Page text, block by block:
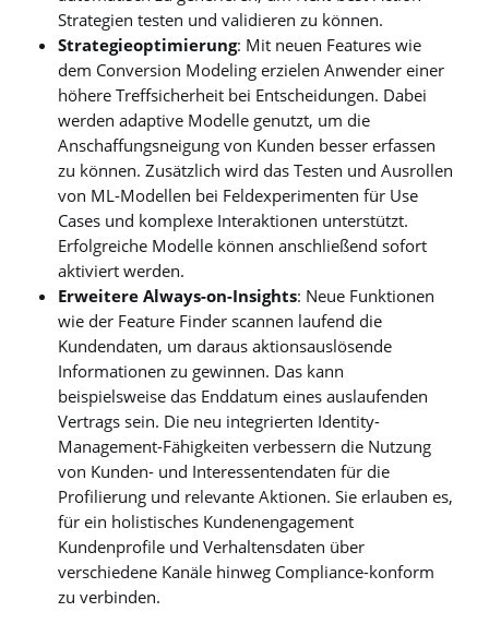
Strategien testen und validieren zu können.
Strategieoptimierung: Mit neuen Features wie
dem Conversion Modeling erzielen Anwender einer
höhere Treffsicherheit bei Entscheidungen. Dabei
werden adaptive Modelle genutzt, um die
Anschaffungsneigung von Kunden besser erfassen
zu können. Zusätzlich wird das Testen und Ausrollen
von ML-Modellen bei Feldexperimenten für Use
Cases und komplexe Interaktionen unterstützt.
Erfolgreiche Modelle können anschließend sofort
aktiviert werden.
Erweitere Always-on-Insights: Neue Funktionen
wie der Feature Finder scannen laufend die
Kundendaten, um daraus aktionsauslösende
Informationen zu gewinnen. Das kann
beispielsweise das Enddatum eines auslaufenden
Vertrags sein. Die neu integrierten Identity-
Management-Fähigkeiten verbessern die Nutzung
von Kunden- und Interessentendaten für die
Profilierung und relevante Aktionen. Sie erlauben es,
für ein holistisches Kundenengagement
Kundenprofile und Verhaltensdaten über
verschiedene Kanäle hinweg Compliance-konform
zu verbinden.